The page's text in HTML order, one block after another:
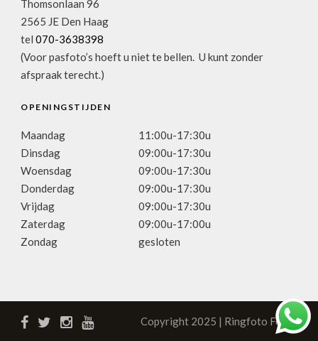
Thomsonlaan 96
2565 JE Den Haag
tel 070-3638398
(Voor pasfoto’s hoeft u niet te bellen. U kunt zonder
afspraak terecht.)
OPENINGSTIJDEN
Maandag
11:00u-17:30u
Dinsdag
09:00u-17:30u
Woensdag
09:00u-17:30u
Donderdag
09:00u-17:30u
Vrijdag
09:00u-17:30u
Zaterdag
09:00u-17:00u
Zondag
gesloten
Copyright 2025 | Ringfoto Focus